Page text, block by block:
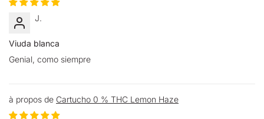
J.
Viuda blanca
Genial, como siempre
Cartucho 0 % THC Lemon Haze